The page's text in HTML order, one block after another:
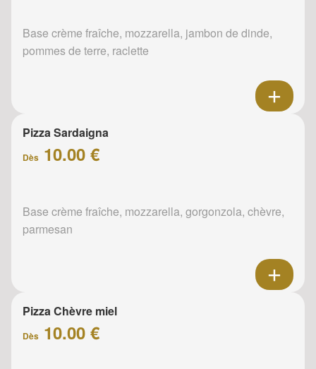
Base crème fraîche, mozzarella, jambon de dinde,
pommes de terre, raclette
Pizza Sardaigna
Dès 10.00 €
Base crème fraîche, mozzarella, gorgonzola, chèvre,
parmesan
Pizza Chèvre miel
Dès 10.00 €